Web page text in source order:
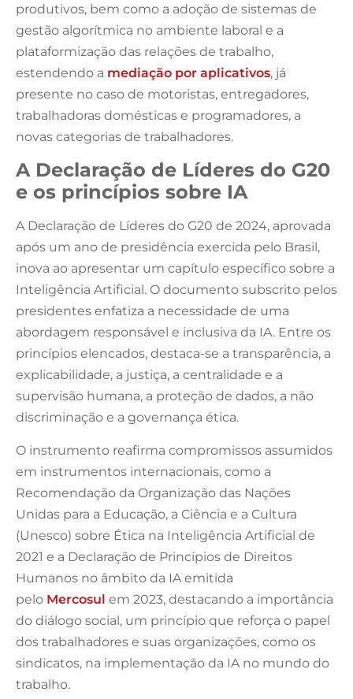
produtivos, bem como a adoção de sistemas de
gestão algorítmica no ambiente laboral e a
plataformização das relações de trabalho,
estendendo a mediação por aplicativos, já
presente no caso de motoristas, entregadores,
trabalhadoras domésticas e programadores, a
novas categorias de trabalhadores.
A Declaração de Líderes do G20
e os princípios sobre IA
A Declaração de Líderes do G20 de 2024, aprovada
após um ano de presidência exercida pelo Brasil,
inova ao apresentar um capítulo específico sobre a
Inteligência Artificial. O documento subscrito pelos
presidentes enfatiza a necessidade de uma
abordagem responsável e inclusiva da IA. Entre os
princípios elencados, destaca-se a transparência, a
explicabilidade, a justiça, a centralidade e a
supervisão humana, a proteção de dados, a não
discriminação e a governança ética.
O instrumento reafirma compromissos assumidos
em instrumentos internacionais, como a
Recomendação da Organização das Nações
Unidas para a Educação, a Ciência e a Cultura
(Unesco) sobre Ética na Inteligência Artificial de
2021 e a Declaração de Princípios de Direitos
Humanos no âmbito da IA emitida
pelo Mercosul em 2023, destacando a importância
do diálogo social, um princípio que reforça o papel
dos trabalhadores e suas organizações, como os
sindicatos, na implementação da IA no mundo do
trabalho.